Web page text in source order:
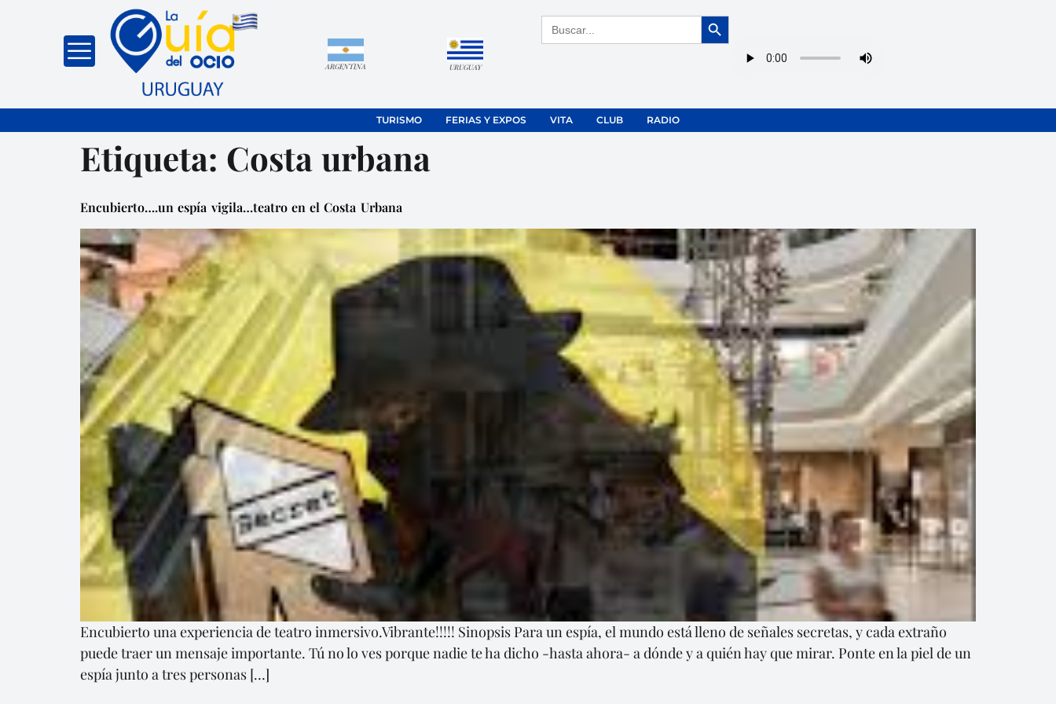
ARGENTINA URUGUAY
Buscar: Botón de búsqueda
TURISMO FERIAS Y EXPOS VITA CLUB RADIO
Etiqueta: Costa urbana
Encubierto….un espía vigila…teatro en el Costa Urbana
Encubierto una experiencia de teatro inmersivo.Vibrante!!!!! Sinopsis Para un espía, el mundo está lleno de señales secretas, y cada extraño
puede traer un mensaje importante. Tú no lo ves porque nadie te ha dicho -hasta ahora- a dónde y a quién hay que mirar. Ponte en la piel de un
espía junto a tres personas […]